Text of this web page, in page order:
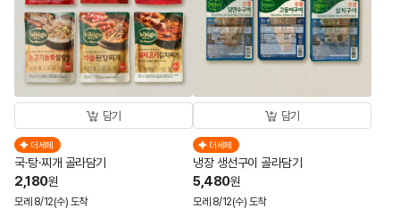
담기
더세페
국·탕·찌개 골라담기
2,180원
모레 8/12(수) 도착
담기
더세페
냉장 생선구이 골라담기
5,480원
모레 8/12(수) 도착